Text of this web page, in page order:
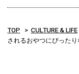
TOP CULTURE & LIFE
されるおやつにぴった